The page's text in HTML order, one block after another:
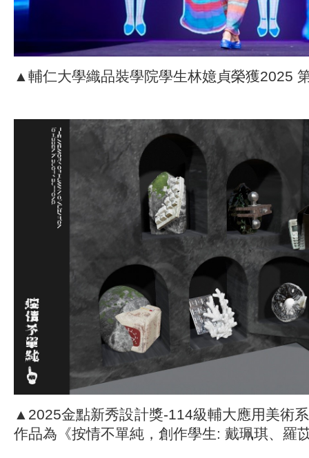
▲輔仁大學織品裝學院學生林嬑貞榮獲2025
▲2025金點新秀設計獎-114級輔大應用美術
作品為《按情不單純，創作學生: 戴珮琪、羅